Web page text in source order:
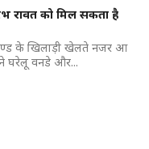
रावत को मिल सकता है
के खिलाड़ी खेलते नजर आ
घरेलू वनडे और...